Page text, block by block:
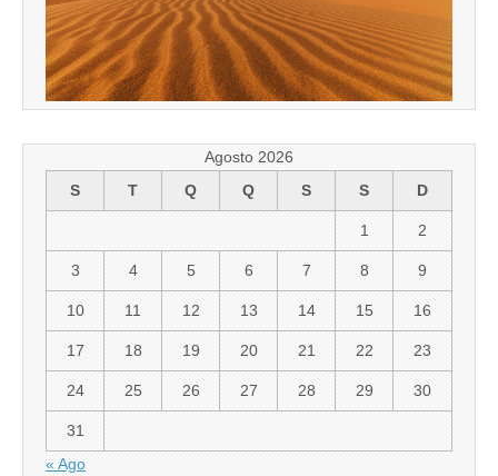
Agosto 2026
S
T Q Q S S D
1 2
3 4 5 6 7 8 9
10 11 12 13 14 15 16
17 18 19 20 21 22 23
24 25 26 27 28 29 30
31
« Ago